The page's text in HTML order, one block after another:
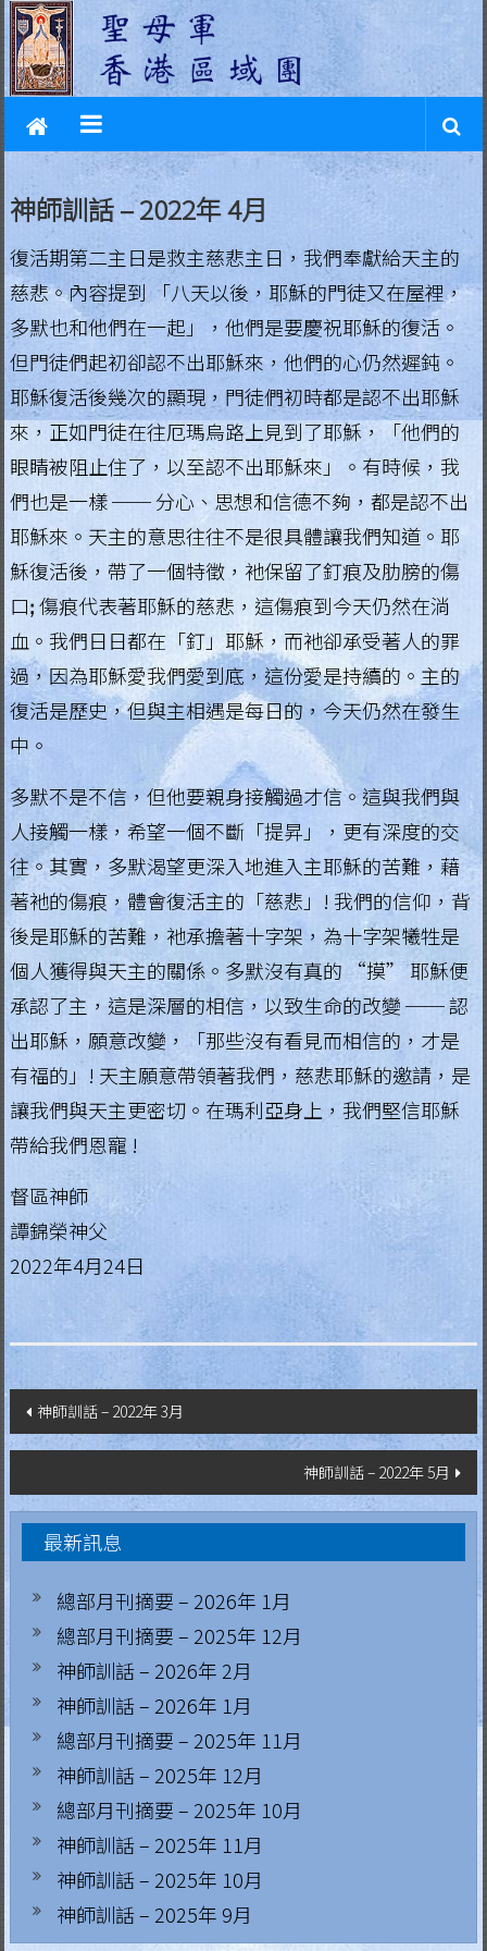
Skip
to
content
L
e
g
i
o
n
o
f
M
a
r
y
.
H
o
n
g
K
o
n
g
R
e
g
i
a
L
e
g
o
n
f
a
r
y
.
H
g
神師訓話 – 2022年 4月
復活期第二主日是救主慈悲主日，我們奉獻給天主的
慈悲。內容提到 「八天以後，耶穌的門徒又在屋裡，
多默也和他們在一起」，他們是要慶祝耶穌的復活。
但門徒們起初卻認不出耶穌來，他們的心仍然遲鈍。
耶穌復活後幾次的顯現，門徒們初時都是認不出耶穌
來，正如門徒在往厄瑪烏路上見到了耶穌，「他們的
眼睛被阻止住了，以至認不出耶穌來」。有時候，我
們也是一樣 ── 分心、思想和信德不夠，都是認不出
耶穌來。天主的意思往往不是很具體讓我們知道。耶
穌復活後，帶了一個特徵，衪保留了釘痕及肋膀的傷
口ꓼ 傷痕代表著耶穌的慈悲，這傷痕到今天仍然在淌
血。我們日日都在「釘」耶穌，而衪卻承受著人的罪
過，因為耶穌愛我們愛到底，這份愛是持續的。主的
復活是歷史，但與主相遇是每日的，今天仍然在發生
中。
多默不是不信，但他要親身接觸過才信。這與我們與
人接觸一樣，希望一個不斷「提昇」，更有深度的交
往。其實，多默渴望更深入地進入主耶穌的苦難，藉
著衪的傷痕，體會復活主的「慈悲」! 我們的信仰，背
後是耶穌的苦難，衪承擔著十字架，為十字架犧牲是
個人獲得與天主的關係。多默沒有真的 “摸” 耶穌便
承認了主，這是深層的相信，以致生命的改變 ── 認
出耶穌，願意改變，「那些沒有看見而相信的，才是
有福的」! 天主願意帶領著我們，慈悲耶穌的邀請，是
讓我們與天主更密切。在瑪利亞身上，我們堅信耶穌
帶給我們恩寵 !
督區神師
譚錦榮神父
2022年4月24日
文
章
導
覽
神師訓話 – 2022年 3月
神師訓話 – 2022年 5月
最新訊息
總部月刊摘要 – 2026年 1月
總部月刊摘要 – 2025年 12月
神師訓話 – 2026年 2月
神師訓話 – 2026年 1月
總部月刊摘要 – 2025年 11月
神師訓話 – 2025年 12月
總部月刊摘要 – 2025年 10月
神師訓話 – 2025年 11月
神師訓話 – 2025年 10月
神師訓話 – 2025年 9月